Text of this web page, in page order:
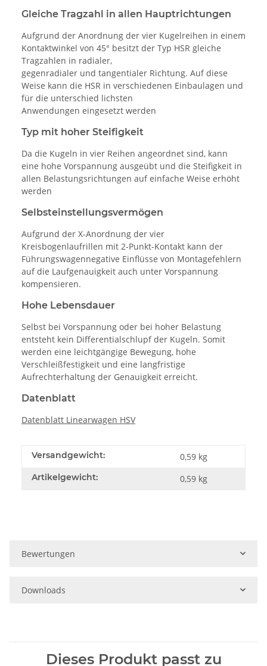
Gleiche Tragzahl in allen Hauptrichtungen
Aufgrund der Anordnung der vier Kugelreihen in einem
Kontaktwinkel von 45° besitzt der Typ HSR gleiche
Tragzahlen in radialer,
gegenradialer und tangentialer Richtung. Auf diese
Weise kann die HSR in verschiedenen Einbaulagen und
für die unterschied lichsten
Anwendungen eingesetzt werden
Typ mit hoher Steifigkeit
Da die Kugeln in vier Reihen angeordnet sind, kann
eine hohe Vorspannung ausgeübt und die Steifigkeit in
allen Belastungsrichtungen auf einfache Weise erhöht
werden
Selbsteinstellungsvermögen
Aufgrund der X-Anordnung der vier
Kreisbogenlaufrillen mit 2-Punkt-Kontakt kann der
Führungswagennegative Einflüsse von Montagefehlern
auf die Laufgenauigkeit auch unter Vorspannung
kompensieren.
Hohe Lebensdauer
Selbst bei Vorspannung oder bei hoher Belastung
entsteht kein Differentialschlupf der Kugeln. Somit
werden eine leichtgängige Bewegung, hohe
Verschleißfestigkeit und eine langfristige
Aufrechterhaltung der Genauigkeit erreicht.
Datenblatt
Datenblatt Linearwagen HSV
Versandgewicht: 0,59 kg
Artikelgewicht: 0,59 kg
Bewertungen
Downloads
Dieses Produkt passt zu